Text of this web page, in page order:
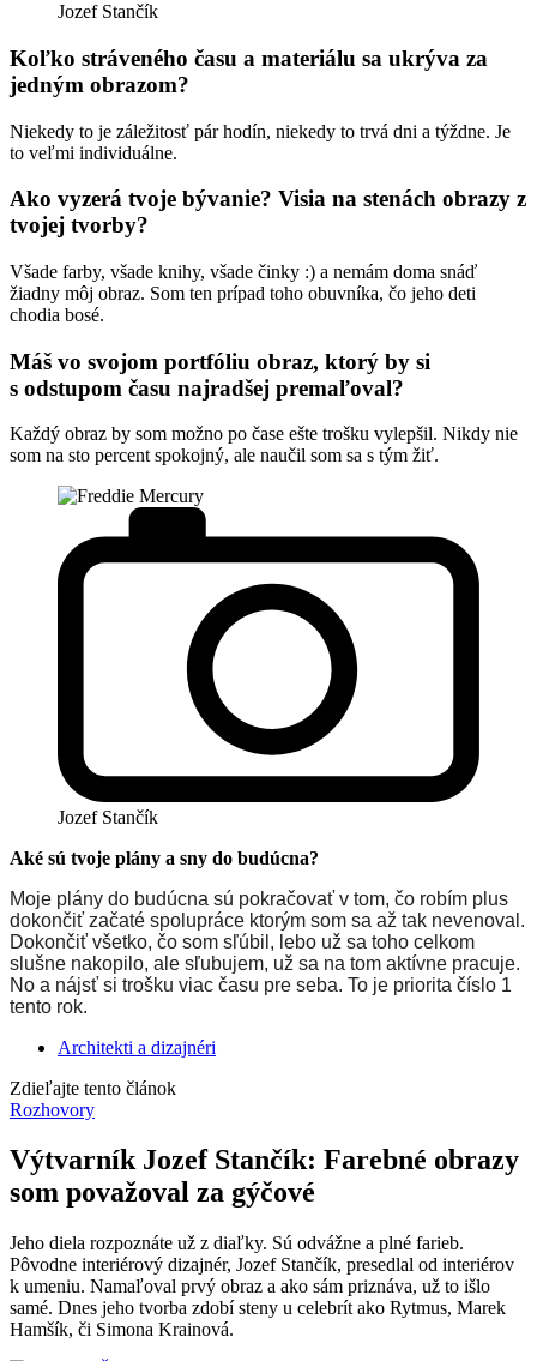
Jozef Stančík
Koľko stráveného času a materiálu sa ukrýva za
jedným obrazom?
Niekedy to je záležitosť pár hodín, niekedy to trvá dni a týždne. Je
to veľmi individuálne.
Ako vyzerá tvoje bývanie? Visia na stenách obrazy z
tvojej tvorby?
Všade farby, všade knihy, všade činky :) a nemám doma snáď
žiadny môj obraz. Som ten prípad toho obuvníka, čo jeho deti
chodia bosé.
Máš vo svojom portfóliu obraz, ktorý by si
s odstupom času najradšej premaľoval?
Každý obraz by som možno po čase ešte trošku vylepšil. Nikdy nie
som na sto percent spokojný, ale naučil som sa s tým žiť.
Jozef Stančík
Aké sú tvoje plány a sny do budúcna?
Moje plány do budúcna sú pokračovať v tom, čo robím plus
dokončiť začaté spolupráce ktorým som sa až tak nevenoval.
Dokončiť všetko, čo som sľúbil, lebo už sa toho celkom
slušne nakopilo, ale sľubujem, už sa na tom aktívne pracuje.
No a nájsť si trošku viac času pre seba. To je priorita číslo 1
tento rok.
Architekti a dizajnéri
Zdieľajte tento článok
Rozhovory
Výtvarník Jozef Stančík: Farebné obrazy
som považoval za gýčové
Jeho diela rozpoznáte už z diaľky. Sú odvážne a plné farieb.
Pôvodne interiérový dizajnér, Jozef Stančík, presedlal od interiérov
k umeniu. Namaľoval prvý obraz a ako sám priznáva, už to išlo
samé. Dnes jeho tvorba zdobí steny u celebrít ako Rytmus, Marek
Hamšík, či Simona Krainová.